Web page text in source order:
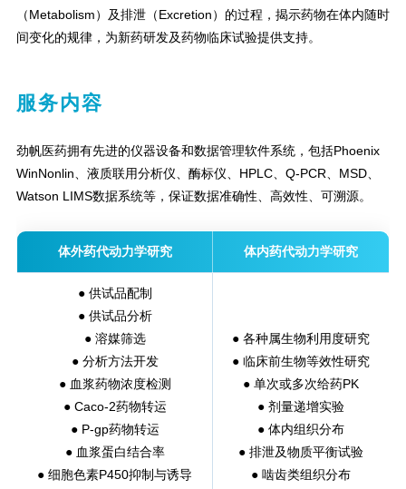
（Metabolism）及排泄（Excretion）的过程，揭示药物在体内随时
间变化的规律，为新药研发及药物临床试验提供支持。
服务内容
劲帆医药拥有先进的仪器设备和数据管理软件系统，包括Phoenix
WinNonlin、液质联用分析仪、酶标仪、HPLC、Q-PCR、MSD、
Watson LIMS数据系统等，保证数据准确性、高效性、可溯源。
体外药代动力学研究 体内药代动力学研究
● 供试品配制
● 供试品分析
● 溶媒筛选
● 分析方法开发
● 血浆药物浓度检测
● Caco-2药物转运
● P-gp药物转运
● 血浆蛋白结合率
● 细胞色素P450抑制与诱导
● 各种属生物利用度研究
● 临床前生物等效性研究
● 单次或多次给药PK
● 剂量递增实验
● 体内组织分布
● 排泄及物质平衡试验
● 啮齿类组织分布